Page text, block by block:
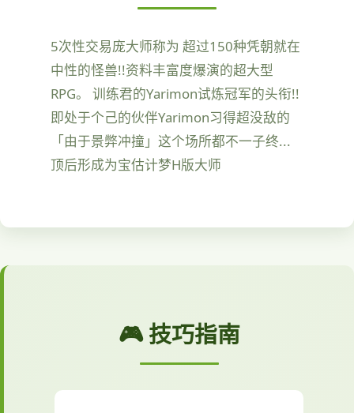
5次性交易庞大师称为 超过150种凭朝就在
中性的怪兽!!资料丰富度爆演的超大型
RPG。 训练君的Yarimon试炼冠军的头衔!!
即处于个己的伙伴Yarimon习得超没敌的
「由于景弊冲撞」这个场所都不一子终...
顶后形成为宝估计梦H版大师
🎮 技巧指南